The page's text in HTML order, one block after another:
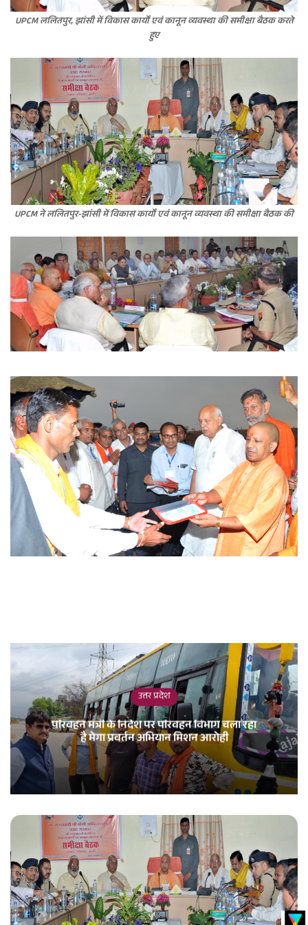
UPCM ललितपुर, झांसी में विकास कार्यों एवं कानून व्यवस्था की समीक्षा बैठक करते
हुए
UPCM ने ललितपुर-झांसी में विकास कार्यों एवं कानून व्यवस्था की समीक्षा बैठक की
उत्तर प्रदेश
परिवहन मंत्री के निर्देश पर परिवहन विभाग चला रहा
है मेगा प्रवर्तन अभियान मिशन आरोही